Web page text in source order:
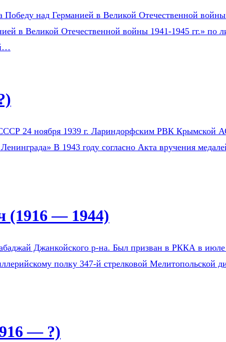
над Германией в Великой Отечественной войны
в Великой Отечественной войны 1941-1945 гг.» по
24 ноября 1939 г. Лариндорфским РВК Крымской
В 1943 году согласно Акта вручения
(1916 — 1944)
Джанкойского р-на. Был призван в РККА в
полку 347-й стрелковой Мелитопольской
— ?)